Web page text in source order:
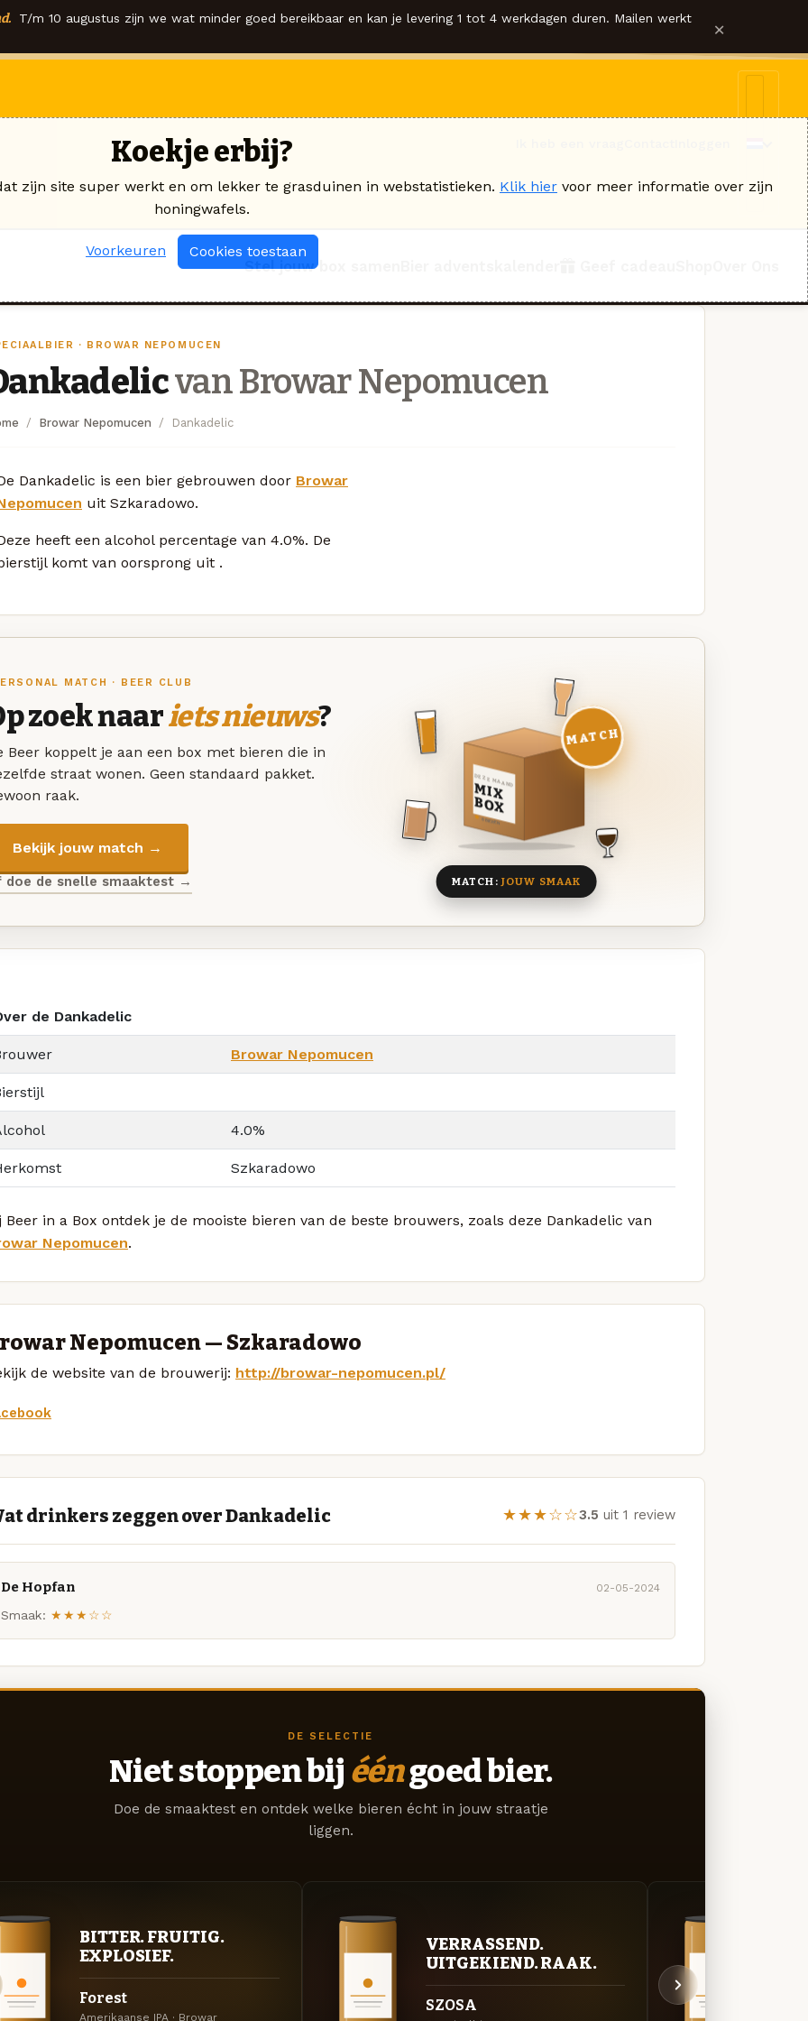
T/m 10 augustus zijn we wat minder goed bereikbaar en kan je levering 1 tot 4 werkdagen duren. Mailen werkt ×
Stel jouw box samen
· BROWAR NEPOMUCEN
van Browar Nepomucen
Browar Nepomucen Dankadelic
Dankadelic is een bier gebrouwen door Browar
uit Szkaradowo.
heeft een alcohol percentage van 4.0%. De
komt van oorsprong uit .
MATCH · BEER CLUB
zoek naariets nieuws?
Beer koppelt je aan een box met bieren die in
straat wonen. Geen standaard pakket.
raak.
Bekijk jouw match →
doe de snelle smaaktest →
DEZE MAAND
MIX
BOX
8 BIEREN
MATCH
MATCH: JOUW SMAAK
de Dankadelic
Browar Nepomucen
4.0%
Szkaradowo
Beer in a Box ontdek je de mooiste bieren van de beste brouwers, zoals deze Dankadelic van
Nepomucen.
Nepomucen — Szkaradowo
de website van de brouwerij: http://browar-nepomucen.pl/
drinkers zeggen over Dankadelic ★★★☆☆3.5 uit 1 review
De Hopfan 02-05-2024
Smaak: ★★★☆☆
DE SELECTIE
Niet stoppen bij ééngoed bier.
Doe de smaaktest en ontdek welke bieren écht in jouw straatje
liggen.
BITTER. FRUITIG.
EXPLOSIEF.
Forest
Amerikaanse IPA · Browar
VERRASSEND.
UITGEKIEND. RAAK.
SZOSA
Koekje erbij?
zijn site super werkt en om lekker te grasduinen in webstatistieken. Klik hier voor meer informatie over zijn
honingwafels.
Voorkeuren Cookies toestaan